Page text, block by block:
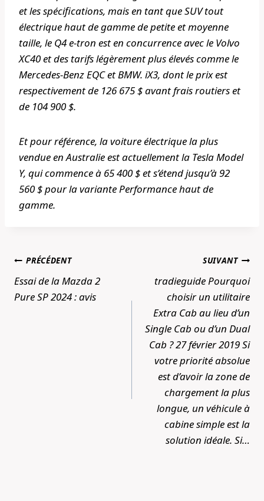
et les spécifications, mais en tant que SUV tout
électrique haut de gamme de petite et moyenne
taille, le Q4 e-tron est en concurrence avec le Volvo
XC40 et des tarifs légèrement plus élevés comme le
Mercedes-Benz EQC et BMW. iX3, dont le prix est
respectivement de 126 675 $ avant frais routiers et
de 104 900 $.
Et pour référence, la voiture électrique la plus
vendue en Australie est actuellement la Tesla Model
Y, qui commence à 65 400 $ et s’étend jusqu’à 92
560 $ pour la variante Performance haut de
gamme.
Navigation
de
l’article
PRÉCÉDENT
Essai de la Mazda 2
Pure SP 2024 : avis
SUIVANT
tradieguide Pourquoi
choisir un utilitaire
Extra Cab au lieu d’un
Single Cab ou d’un Dual
Cab ? 27 février 2019 Si
votre priorité absolue
est d’avoir la zone de
chargement la plus
longue, un véhicule à
cabine simple est la
solution idéale. Si…